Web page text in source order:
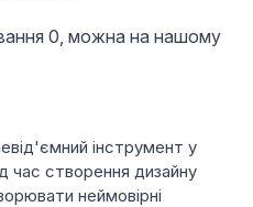
0, можна на нашому
інструмент у
час створення дизайну
неймовірні